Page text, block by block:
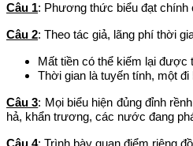
Câu 1: Phương thức biểu đạt chính
Câu 2: Theo tác giả, lãng phí thời
Mất tiền có thể kiếm lại
Thời gian là tuyến tính, một
Câu 3: Mọi biểu hiện đủng đỉnh
hả, khẩn trương, các nước đang